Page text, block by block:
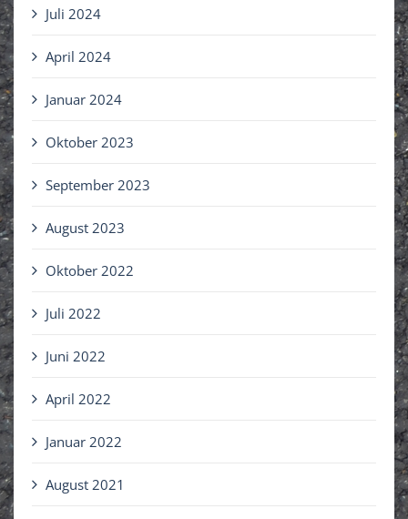
Juli 2024
April 2024
Januar 2024
Oktober 2023
September 2023
August 2023
Oktober 2022
Juli 2022
Juni 2022
April 2022
Januar 2022
August 2021